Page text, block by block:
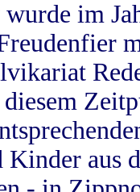
im
Kinder aus